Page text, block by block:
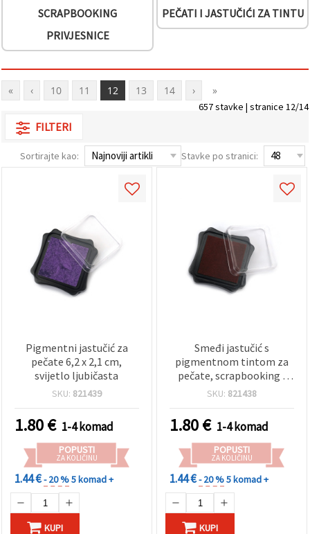
SCRAPBOOKING
PRIVJESNICE
PEČATI I JASTUČIĆI ZA TINTU
« ‹ 10 11 12 13 14 › »
657 stavke | stranice 12/14
FILTERI
Sortirajte kao: Stavke po stranici:
Pigmentni jastučić za
pečate 6,2 x 2,1 cm,
svijetlo ljubičasta
SKU: 821439
1.80€ 1-4 komad
POPUSTI
ZA KOLIČINU
1.44 €- 20 %5 komad +
KUPI
Smeđi jastučić s
pigmentnom tintom za
pečate, scrapbooking i
hobi radove, 6,2 x 2,1 cm
SKU: 821438
1.80€ 1-4 komad
POPUSTI
ZA KOLIČINU
1.44 €- 20 %5 komad +
KUPI